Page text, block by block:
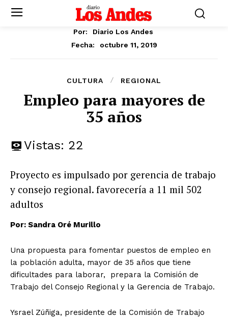
Por:
Diario Los Andes
Fecha:
octubre 11, 2019
CULTURA REGIONAL
Empleo para mayores de
35 años
Vistas: 22
Proyecto es impulsado por gerencia de trabajo
y consejo regional. favorecería a 11 mil 502
adultos
Por: Sandra Oré Murillo
Una propuesta para fomentar puestos de empleo en
la población adulta, mayor de 35 años que tiene
dificultades para laborar, prepara la Comisión de
Trabajo del Consejo Regional y la Gerencia de Trabajo.
Ysrael Zúñiga, presidente de la Comisión de Trabajo